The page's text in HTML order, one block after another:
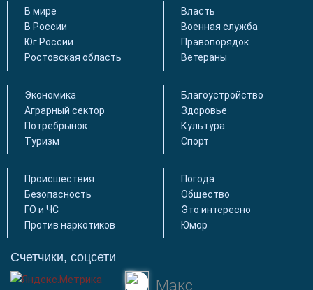
В мире
В России
Юг России
Ростовская область
Власть
Военная служба
Правопорядок
Ветераны
Экономика
Аграрный сектор
Потребрынок
Туризм
Благоустройство
Здоровье
Культура
Спорт
Происшествия
Безопасность
ГО и ЧС
Против наркотиков
Погода
Общество
Это интересно
Юмор
Счетчики, соцсети
Макс